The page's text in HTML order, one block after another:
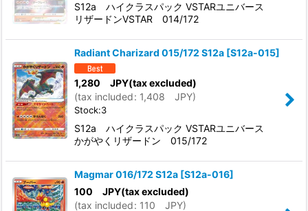
S12a ハイクラスパック VSTARユニバース
リザードンVSTAR 014/172
Radiant Charizard 015/172 S12a [S12a-015]
1,280 JPY(tax excluded)
(tax included: 1,408 JPY)
Stock:3
S12a ハイクラスパック VSTARユニバース
かがやくリザードン 015/172
Magmar 016/172 S12a [S12a-016]
100 JPY(tax excluded)
(tax included: 110 JPY)